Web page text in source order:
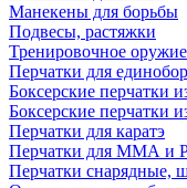
Манекены для борьбы
Подвесы, растяжки
Тренировочное оружие
Перчатки для
Боксерские перчатки
Боксерские перчатки
Перчатки для каратэ
Перчатки для ММА и
Перчатки снарядные,